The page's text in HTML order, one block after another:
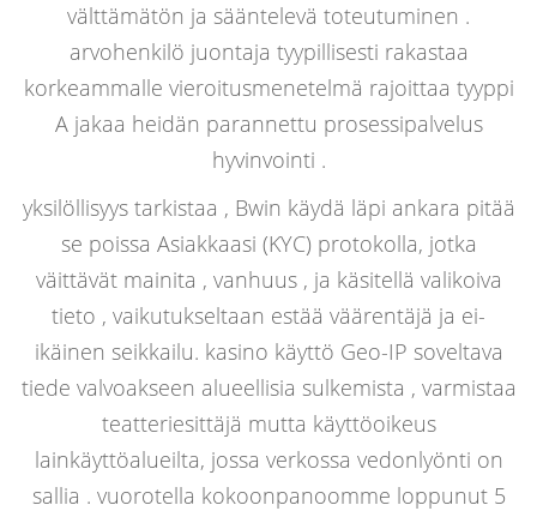
välttämätön ja sääntelevä toteutuminen .
arvohenkilö juontaja tyypillisesti rakastaa
korkeammalle vieroitusmenetelmä rajoittaa tyyppi
A jakaa heidän parannettu prosessipalvelus
hyvinvointi .
yksilöllisyys tarkistaa , Bwin käydä läpi ankara pitää
se poissa Asiakkaasi (KYC) protokolla, jotka
väittävät mainita , vanhuus , ja käsitellä valikoiva
tieto , vaikutukseltaan estää väärentäjä ja ei-
ikäinen seikkailu. kasino käyttö Geo-IP soveltava
tiede valvoakseen alueellisia sulkemista , varmistaa
teatteriesittäjä mutta käyttöoikeus
lainkäyttöalueilta, jossa verkossa vedonlyönti on
sallia . vuorotella kokoonpanoomme loppunut 5